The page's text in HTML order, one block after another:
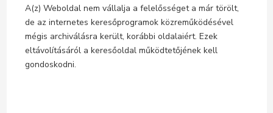
A(z) Weboldal nem vállalja a felelősséget a már törölt,
de az internetes keresőprogramok közreműködésével
mégis archiválásra került, korábbi oldalaiért. Ezek
eltávolításáról a keresőoldal működtetőjének kell
gondoskodni.